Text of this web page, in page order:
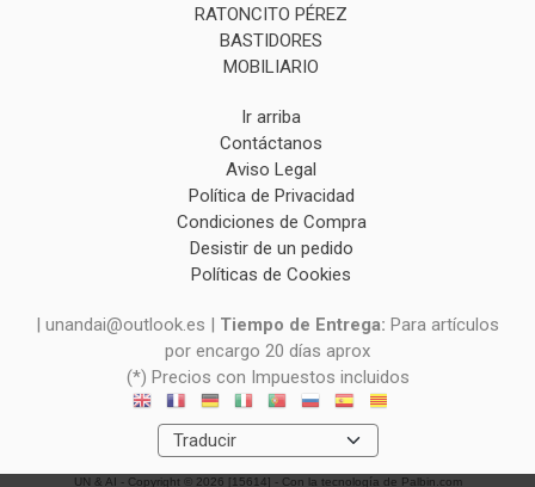
RATONCITO PÉREZ
BASTIDORES
MOBILIARIO
Ir arriba
Contáctanos
Aviso Legal
Política de Privacidad
Condiciones de Compra
Desistir de un pedido
Políticas de Cookies
| unandai@outlook.es | Tiempo de Entrega: Para artículos
por encargo 20 días aprox
(*) Precios con Impuestos incluidos
UN & AI - Copyright © 2026 [15614] - Con la tecnología de Palbin.com